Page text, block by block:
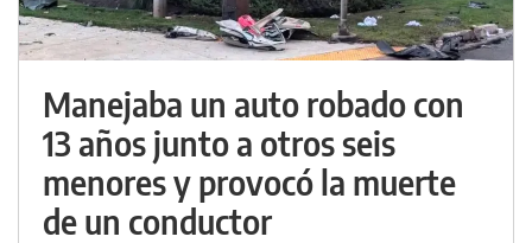
Manejaba un auto robado con
13 años junto a otros seis
menores y provocó la muerte
de un conductor